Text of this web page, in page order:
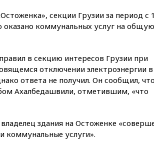
Оренбургской области
вчера, 22:22Минфин: в
вчера, 22:15 Аксаков: ЦБ
согласовал первый
исламского банкинга
вчера, 21:43
Организаторы
пройдет в Саудовской
вчера, 21:35
секции Грузии за период с 1
оказано коммунальных услуг на общую
в секцию интересов Грузии при
отключении электроэнергии в
ответа не получил. Он сообщил, что
Ахалбедашвили, отметившим, «что
здания на Остоженке
коммунальные услуги».